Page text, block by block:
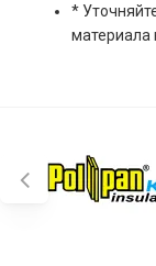
*
материала